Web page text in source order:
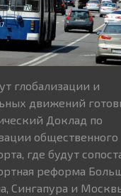
глобализации и
движений
Доклад по
общественного
где будут
реформа
Сингапура и